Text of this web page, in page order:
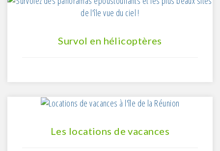
Survol en hélicoptères
Les locations de vacances